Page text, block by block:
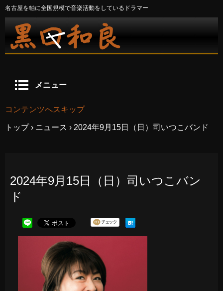
名古屋を軸に全国規模で音楽活動をしているドラマー
メニュー
コンテンツへスキップ
トップ › ニュース › 2024年9月15日（日）司いつこバンド
2024年9月15日（日）司いつこバン
ド